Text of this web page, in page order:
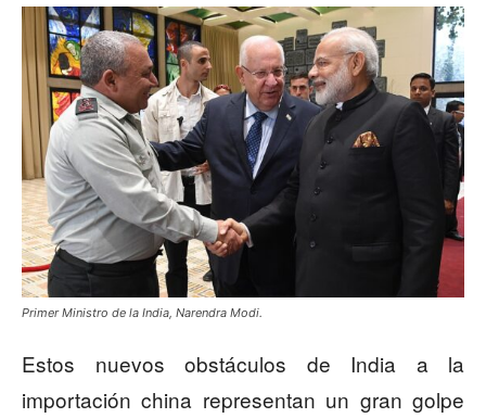
Primer Ministro de la India, Narendra Modi.
Estos nuevos obstáculos de India a la
importación china representan un gran golpe